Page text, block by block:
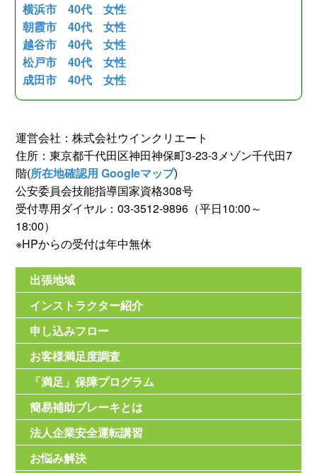
横浜市 40代 女性
朝霞市 40代 女性
越谷市 40代 女性
松戸市 40代 女性
成田市 40代 女性
運営会社：株式会社ウインクリエート
住所：東京都千代田区神田神保町3-23-3メゾン千代田7
階(所在地確認用 Googleマップ)
公安委員会技能指導国家資格308号
受付専用ダイヤル：03-3512-9896（平日10:00～
18:00）
※HPからの受付は年中無休
出張地域
インストラクター紹介
申し込みフロー
お客様満足度調査
「満足」保障プログラム
簡易補助ブレーキとは
法人企業安全運転講習
お悩み解決